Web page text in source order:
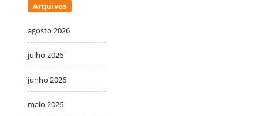
Arquivos
agosto 2026
julho 2026
junho 2026
maio 2026